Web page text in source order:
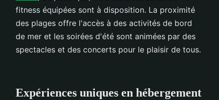
fitness équipées sont à disposition. La proximité
des plages offre l'accès à des activités de bord
de mer et les soirées d'été sont animées par des
spectacles et des concerts pour le plaisir de tous.
Expériences uniques en hébergement